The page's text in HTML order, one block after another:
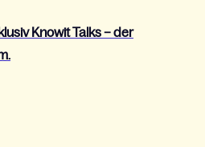
Knowit Talks – der